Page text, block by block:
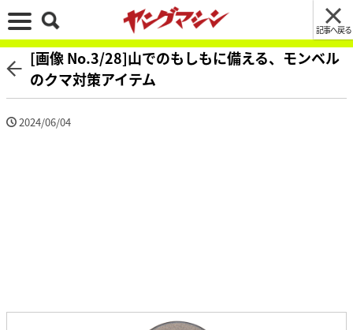
記事へ戻る
[画像 No.3/28]山でのもしもに備える、モンベル
のクマ対策アイテム
2024/06/04